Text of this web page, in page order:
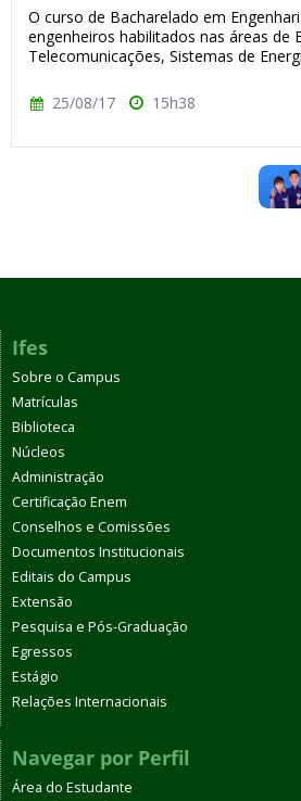
O curso de Bacharelado em
engenheiros habilitados nas áreas de
Telecomunicações, Sistemas de
25/08/17 15h38
Ifes
Sobre o Campus
Matrículas
Biblioteca
Núcleos
Administração
Certificação Enem
Conselhos e Comissões
Documentos Institucionais
Editais do Campus
Extensão
Pesquisa e Pós-Graduação
Egressos
Estágio
Relações Internacionais
Navegar por Perfil
Área do Estudante